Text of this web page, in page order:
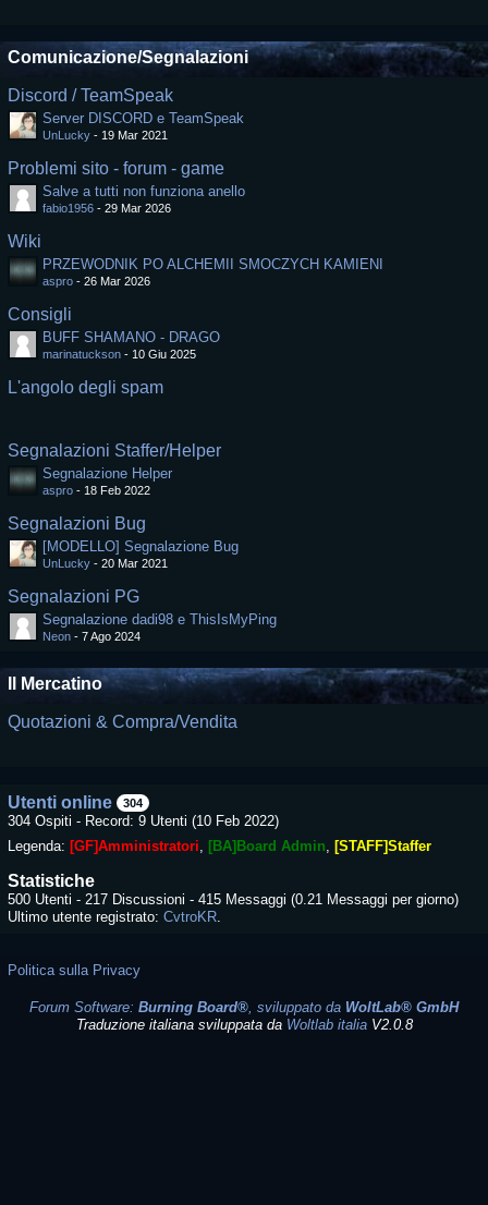
Comunicazione/Segnalazioni
Discord / TeamSpeak
Server DISCORD e TeamSpeak
UnLucky - 19 Mar 2021
Problemi sito - forum - game
Salve a tutti non funziona anello
fabio1956 - 29 Mar 2026
Wiki
PRZEWODNIK PO ALCHEMII SMOCZYCH KAMIENI
aspro - 26 Mar 2026
Consigli
BUFF SHAMANO - DRAGO
marinatuckson - 10 Giu 2025
L'angolo degli spam
Segnalazioni Staffer/Helper
Segnalazione Helper
aspro - 18 Feb 2022
Segnalazioni Bug
[MODELLO] Segnalazione Bug
UnLucky - 20 Mar 2021
Segnalazioni PG
Segnalazione dadi98 e ThisIsMyPing
Neon - 7 Ago 2024
Il Mercatino
Quotazioni & Compra/Vendita
Utenti online 304
304 Ospiti - Record: 9 Utenti (10 Feb 2022)
Legenda: [GF]Amministratori [BA]Board Admin [STAFF]Staffer
Statistiche
500 Utenti - 217 Discussioni - 415 Messaggi (0.21 Messaggi per giorno)
Ultimo utente registrato: CvtroKR.
Politica sulla Privacy
Forum Software: Burning Board®, sviluppato da WoltLab® GmbH
Traduzione italiana sviluppata da Woltlab italiaV2.0.8